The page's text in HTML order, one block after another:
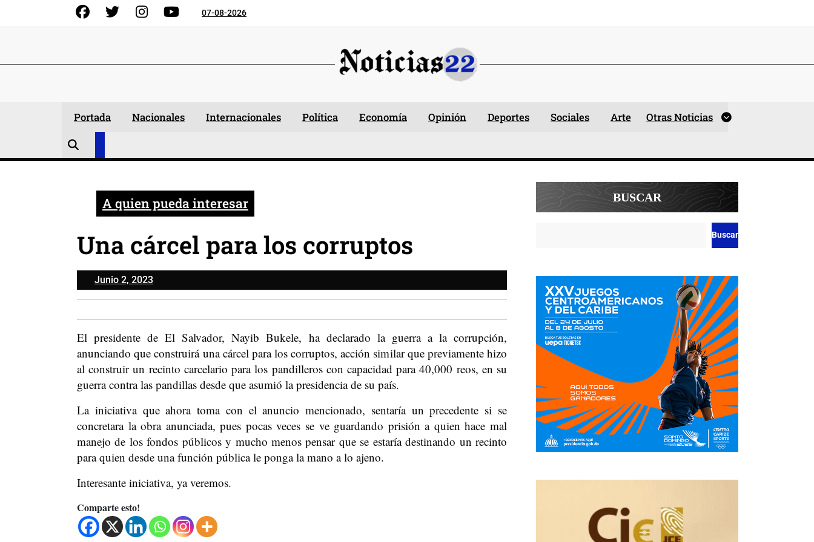
FacebookGorjeo InstagramYouTube07-08-2026
Portada Nacionales Internacionales Política Economía Opinión Deportes Sociales Arte Otras Noticias
A quien pueda interesar
Una cárcel para los corruptos
Junio 2, 2023Junio
2,
El presidente de El Salvador, Nayib Bukele, ha declarado la guerra a la corrupción,
anunciando que construirá una cárcel para los corruptos, acción similar que previamente hizo
al construir un recinto carcelario para los pandilleros con capacidad para 40,000 reos, en su
guerra contra las pandillas desde que asumió la presidencia de su país.
La iniciativa que ahora toma con el anuncio mencionado, sentaría un precedente si se
concretara la obra anunciada, pues pocas veces se ve guardando prisión a quien hace mal
manejo de los fondos públicos y mucho menos pensar que se estaría destinando un recinto
para quien desde una función pública le ponga la mano a lo ajeno.
Interesante iniciativa, ya veremos.
Comparte esto!
BUSCAR
Buscar